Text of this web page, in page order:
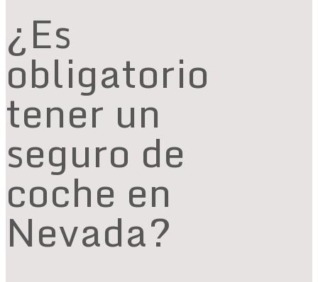
¿Es
obligatorio
tener un
seguro de
coche en
Nevada?